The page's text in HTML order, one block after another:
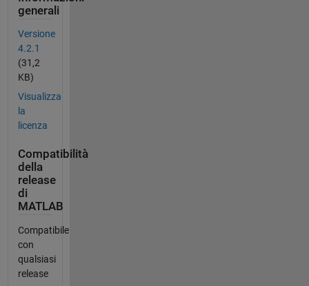
generali
Versione
4.2.1
(31,2
KB)
Visualizza
la
licenza
Compatibilità
della
release
di
MATLAB
Compatibile
con
qualsiasi
release